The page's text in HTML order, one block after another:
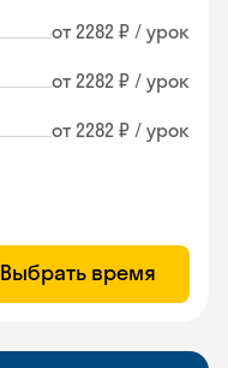
от 2282 ₽ / урок
от 2282 ₽ / урок
от 2282 ₽ / урок
Выбрать время